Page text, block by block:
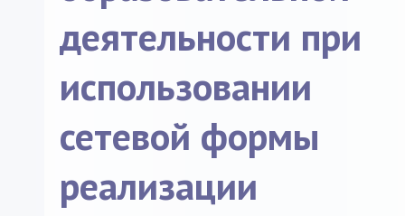
деятельности при
использовании
сетевой формы
реализации